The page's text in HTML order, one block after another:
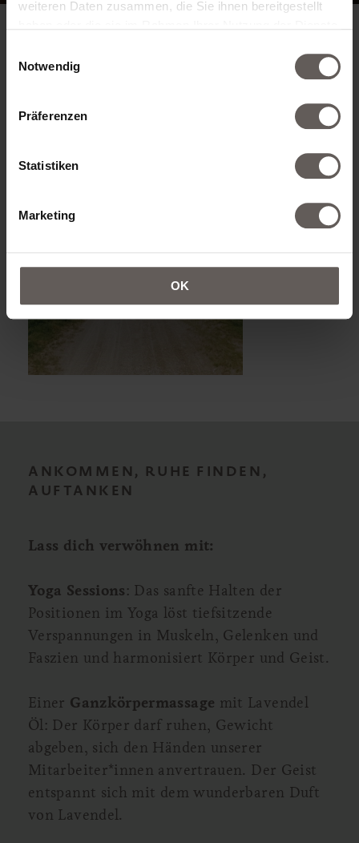
weiteren Daten zusammen, die Sie ihnen bereitgestellt
Notwendig
Präferenzen
Statistiken
Marketing
OK
ANKOMMEN, RUHE FINDEN,
AUFTANKEN
Lass dich verwöhnen mit:
Yoga Sessions: Das sanfte Halten der
Positionen im Yoga löst tiefsitzende
Verspannungen in Muskeln, Gelenken und
Faszien und harmonisiert Körper und Geist.
Einer Ganzkörpermassage mit Lavendel
Öl: Der Körper darf ruhen, Gewicht
abgeben, sich den Händen unserer
Mitarbeiter*innen anvertrauen. Der Geist
entspannt sich mit dem wunderbaren Duft
von Lavendel.